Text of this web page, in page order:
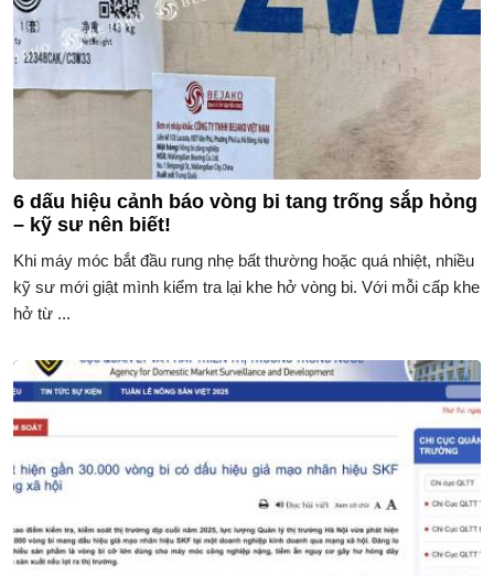
6 dấu hiệu cảnh báo vòng bi tang trống sắp hỏng
– kỹ sư nên biết!
Khi máy móc bắt đầu rung nhẹ bất thường hoặc quá nhiệt, nhiều
kỹ sư mới giật mình kiểm tra lại khe hở vòng bi. Với mỗi cấp khe
hở từ ...